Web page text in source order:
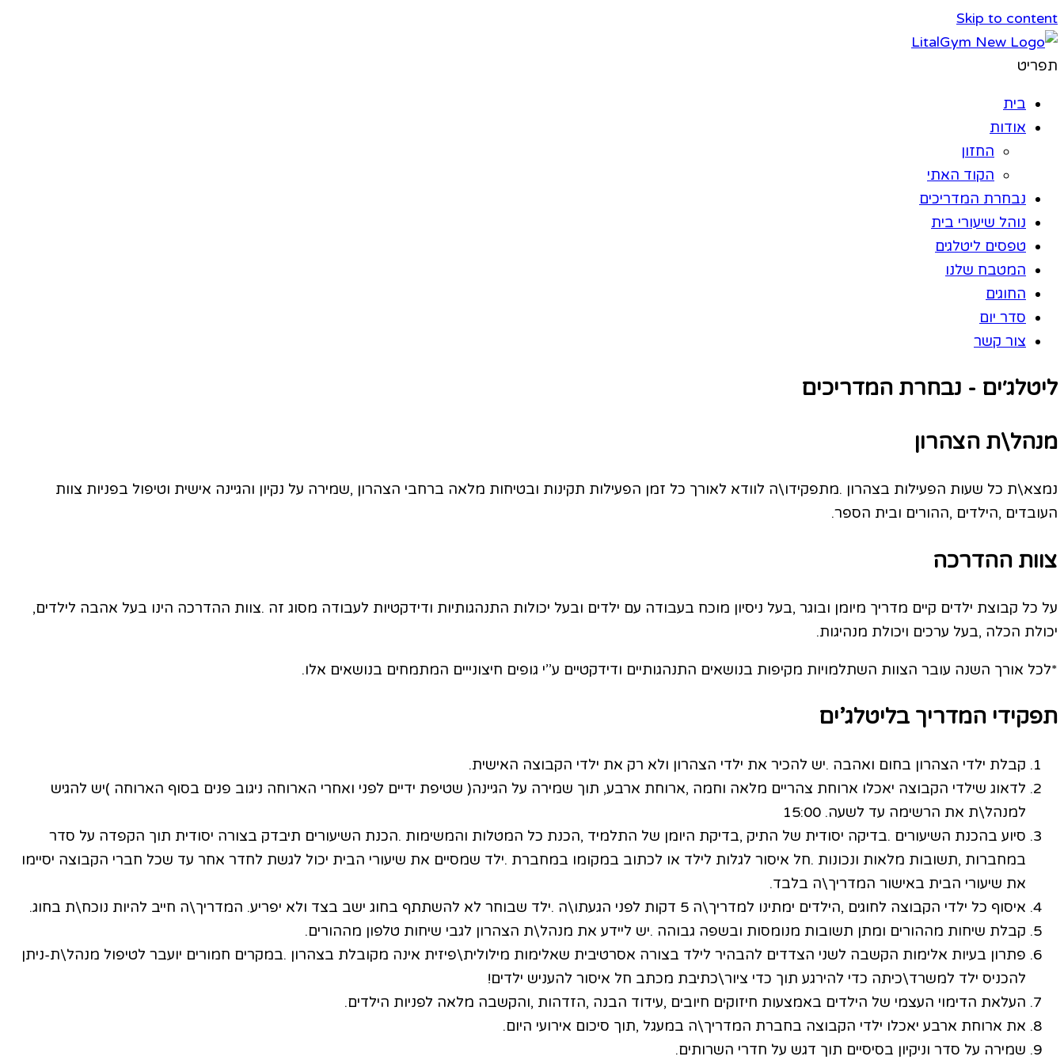
Skip to content
תפריט
בית
אודות
החזון
הקוד האתי
נבחרת המדריכים
נוהל שיעורי בית
טפסים ליטלגים
המטבח שלנו
החוגים
סדר יום
צור קשר
ליטלג׳ים - נבחרת המדריכים
מנהל\ת‭ ‬הצהרון
‬העובדים‭, ‬הילדים‭, ‬ההורים ובית‭ ‬הספר‭.‬
צוות‭ ‬ההדרכה
על כל קבוצת ילדים קיים‭ ‬‬מדריך‭ ‬מיומן‭ ‬ובוגר‭, ‬בעל‭ ‬ניסיון‭ ‬מוכח‭ ‬בעבודה‭ ‬עם‭ ‬ילדים‭ ‬ובעל‭ ‬יכולות‭ ‬התנהגותיות‭ ‬ודידקטיות‭ ‬לעבודה‭ ‬מסוג זה‭. ‬צוות‭ ‬ההדרכה‭ ‬הינו‭ ‬בעל‭ ‬אהבה‭ ‬לילדים‭,
‬יכולת‭ ‬הכלה‭, ‬בעל‭ ‬ערכים ויכולת‭ ‬מנהיגות‭.‬
‭*‬לכל‭ ‬אורך‭ ‬השנה‭ ‬עובר‭ ‬הצוות‭ ‬השתלמויות‭ ‬מקיפות‭ ‬בנושאים התנהגותיים‭ ‬ודידקטיים‭ ‬ע‮’‬’י‭ ‬גופים‭ ‬חיצונייים‭ ‬המתמחים‭ ‬בנושאים אלו‭.‬
תפקידי‭ ‬המדריך‭ ‬בליטלג’ים
קבלת‭ ‬ילדי‭ ‬הצהרון‭ ‬בחום‭ ‬ואהבה‭. ‬יש‭ ‬להכיר‭ ‬את‭ ‬ילדי‭ ‬הצהרון‭ ‬ולא‭ ‬רק‭ ‬את ילדי‭ ‬הקבוצה‭ ‬האישית‭.‬
‬למנהל\ת‭ ‬את‭ ‬הרשימה‭ ‬עד‭ ‬לשעה‭ ‬15:00‭ .‬
‬במחברות‭, ‬תשובות‭ ‬מלאות ונכונות‭. ‬חל‭ ‬איסור‭ ‬לגלות‭ ‬לילד‭ ‬או‭ ‬לכתוב‭ ‬במקומו‭ ‬במחברת‭. ‬ילד‭ ‬שמסיים את‭ ‬שיעורי‭ ‬הבית‭ ‬יכול‭ ‬לגשת‭ ‬לחדר‭ ‬אחר‭ ‬עד‭ ‬שכל‭ ‬חברי‭ ‬הקבוצה‭ ‬יסיימו
את‭ ‬שיעורי‭ ‬הבית‭ ‬באישור‭ ‬המדריך\ה‭ ‬בלבד‭.‬
איסוף‭ ‬כל‭ ‬ילדי‭ ‬הקבוצה‭ ‬לחוגים‭, ‬הילדים‭ ‬ימתינו‭ ‬למדריך\ה‭ ‬5‭ ‬דקות לפני‭ ‬הגעתו\ה‭. ‬ילד‭ ‬שבוחר‭ ‬לא‭ ‬להשתתף‭ ‬בחוג‭ ‬ישב‭ ‬בצד‭ ‬ולא‭ ‬יפריע‭.‬ המדריך\ה‭ ‬חייב‭ ‬להיות‭ ‬נוכח\ת‭ ‬בחוג‭.‬
‬קבלת‭ ‬שיחות‭ ‬מההורים‭ ‬ומתן‭ ‬תשובות‭ ‬מנומסות‭ ‬ובשפה‭ ‬גבוהה‭. ‬יש‭ ‬ליידע את‭ ‬מנהל\ת‭ ‬הצהרון‭ ‬לגבי‭ ‬שיחות‭ ‬טלפון‭ ‬מההורים‭.‬
‬להכניס‭ ‬ילד‭ ‬למשרד\כיתה‭ ‬כדי להירגע‭ ‬תוך‭ ‬כדי‭ ‬ציור\כתיבת‭ ‬מכתב‭ ‬חל‭ ‬איסור‭ ‬להעניש‭ ‬ילדים‭!‬
העלאת‭ ‬הדימוי‭ ‬העצמי‭ ‬של‭ ‬הילדים‭ ‬באמצעות‭ ‬חיזוקים‭ ‬חיובים‭, ‬עידוד הבנה‭, ‬הזדהות‭, ‬והקשבה‭ ‬מלאה‭ ‬לפניות‭ ‬הילדים‭.‬
‬את‭ ‬ארוחת‭ ‬ארבע‭ ‬יאכלו‭ ‬ילדי‭ ‬הקבוצה‭ ‬בחברת‭ ‬המדריך\ה‭ ‬במעגל‭, ‬תוך סיכום‭ ‬אירועי‭ ‬היום‭.‬
שמירה‭ ‬על‭ ‬סדר‭ ‬וניקיון‭ ‬בסיסיים‭ ‬תוך‭ ‬דגש‭ ‬על‭ ‬חדרי‭ ‬השרותים‭.‬